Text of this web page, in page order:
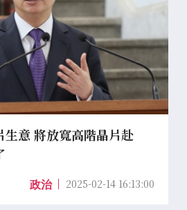
生意 將放寬高階晶片赴
政治 2025-02-14 16:13:00